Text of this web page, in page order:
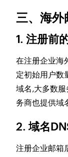
三、海外
1. 注册前
在注册企业海
定初始用户数
域名,大多数
务商也提供域
2. 域名
注册企业邮箱